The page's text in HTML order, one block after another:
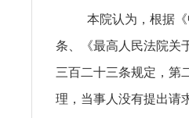
本院认为，根据
条、《最高人民法院关
三百二十三条规定，第
理，当事人没有提出请